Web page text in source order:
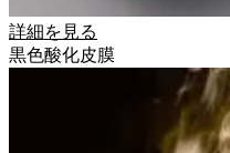
詳細を見る
黒色酸化皮膜